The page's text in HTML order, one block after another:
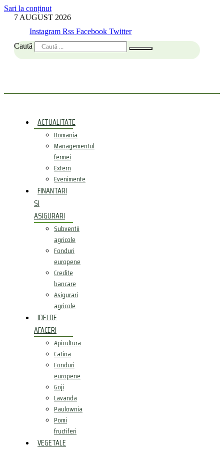
Sari la conținut
7 AUGUST 2026
Instagram Rss Facebook Twitter
Caută
ACTUALITATE
Romania
Managementul
fermei
Extern
Evenimente
FINANTARI
SI
ASIGURARI
Subventii
agricole
Fonduri
europene
Credite
bancare
Asigurari
agricole
IDEI DE
AFACERI
Apicultura
Catina
Fonduri
europene
Goji
Lavanda
Paulownia
Pomi
fructiferi
VEGETALE